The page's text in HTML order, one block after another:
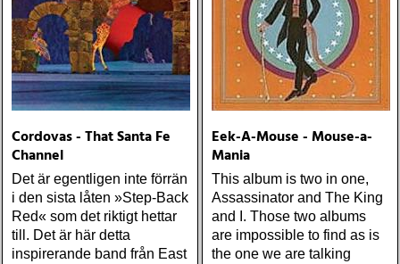
Cordovas - That Santa Fe
Channel
Det är egentligen inte förrän
i den sista låten »Step-Back
Red« som det riktigt hettar
till. Det är här detta
inspirerande band från East
Eek-A-Mouse - Mouse-a-
Mania
This album is two in one,
Assassinator and The King
and I. Those two albums
are impossible to find as is
the one we are talking